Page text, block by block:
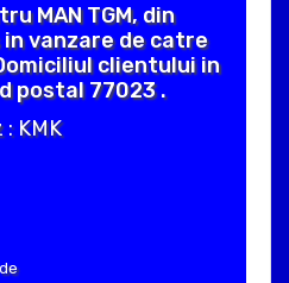
MAN TGM, din
vanzare de catre
clientului in
postal 77023 .
KMK